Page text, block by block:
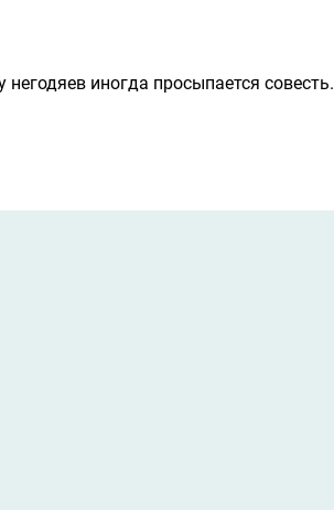
иногда просыпается совесть.